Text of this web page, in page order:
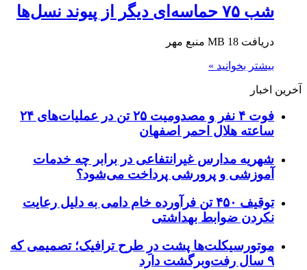
شب ۷۵ حماسه‌ای دیگر از پیوند نسل‌ها
دریافت 18 MB منبع مهر
بیشتر بخوانید »
آخرین اخبار
فوت ۴ نفر و مصدومیت ۲۵ تن در عملیات‌های ۲۴
ساعته هلال احمر اصفهان
شهریه مدارس غیرانتفاعی در برابر چه خدمات
آموزشی و پرورشی پرداخت می‌شود؟
توقیف ۴۵۰ تن فرآورده خام دامی به دلیل رعایت
نکردن ضوابط بهداشتی
موتورسیکلت‌ها پشت درِ طرح ترافیک؛ تصمیمی که
۹ سال رفت‌وبرگشت دارد